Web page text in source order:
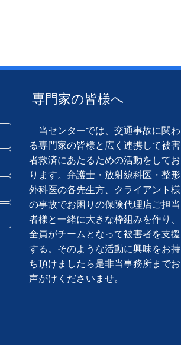
専門家の皆様へ
当センターでは、交通事故に関わ
る専門家の皆様と広く連携して被害
者救済にあたるための活動をしてお
ります。弁護士・放射線科医・整形
外科医の各先生方、クライアント様
の事故でお困りの保険代理店ご担当
者様と一緒に大きな枠組みを作り、
全員がチームとなって被害者を支援
する。そのような活動に興味をお持
ち頂けましたら是非当事務所までお
声がけくださいませ。